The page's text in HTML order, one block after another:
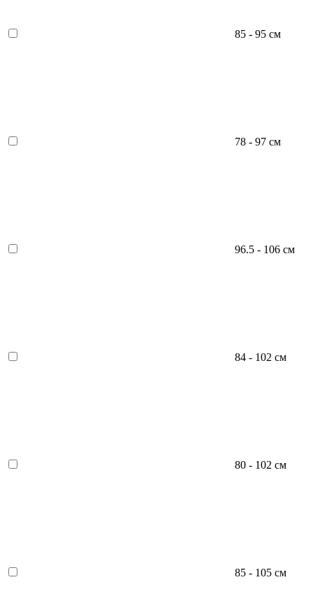
85 - 95 см
78 - 97 см
96.5 - 106 см
84 - 102 см
80 - 102 см
85 - 105 см